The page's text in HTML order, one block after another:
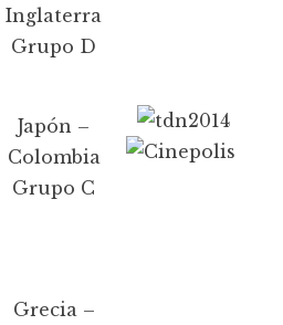
Inglaterra
Grupo D
Japón –
Colombia
Grupo C
Grecia –